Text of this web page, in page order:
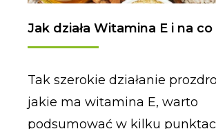
Jak działa Witamina E i na
Tak szerokie działanie
jakie ma witamina E, warto
podsumować w kilku